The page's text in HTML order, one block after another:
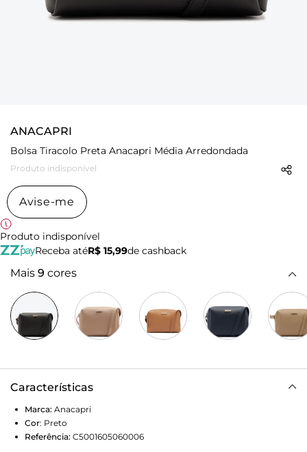
ANACAPRI
Bolsa Tiracolo Preta Anacapri Média Arredondada
Produto indisponível
Avise-me
Produto indisponível
Receba atéR$ 15,99de cashback
Mais 9 cores
Características
Marca: Anacapri
Cor: Preto
Referência: C5001605060006